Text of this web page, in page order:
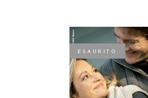
ESAURITO
LEGGI TUTTO